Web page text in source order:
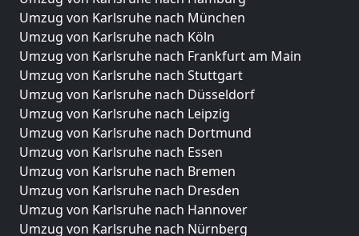
Umzug von Karlsruhe nach München
Umzug von Karlsruhe nach Köln
Umzug von Karlsruhe nach Frankfurt am Main
Umzug von Karlsruhe nach Stuttgart
Umzug von Karlsruhe nach Düsseldorf
Umzug von Karlsruhe nach Leipzig
Umzug von Karlsruhe nach Dortmund
Umzug von Karlsruhe nach Essen
Umzug von Karlsruhe nach Bremen
Umzug von Karlsruhe nach Dresden
Umzug von Karlsruhe nach Hannover
Umzug von Karlsruhe nach Nürnberg